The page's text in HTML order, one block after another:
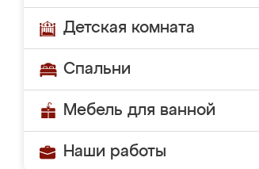
Детская комната
Спальни
Мебель для ванной
Наши работы